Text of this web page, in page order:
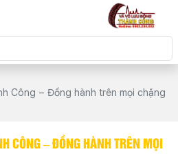
Công – Đồng hành trên mọi chặng
CÔNG – ĐỒNG HÀNH TRÊN MỌI